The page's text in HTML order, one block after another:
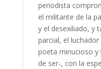
periodista
el militante de la
y el desexiliado, y
parcial, el
poeta minucioso y
de ser-, con la